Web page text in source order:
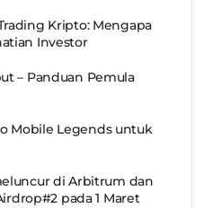
Kripto: Mengapa
Investor
– Panduan Pemula
Mobile Legends untuk
di Arbitrum dan
pada 1 Maret